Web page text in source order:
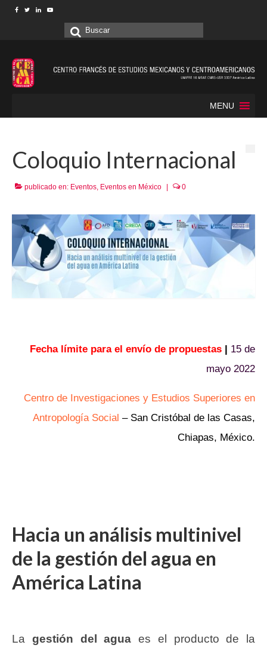
Buscar
MENU
Coloquio Internacional
publicado en: Eventos, Eventos en México 0
Fecha límite para el envío de propuestas | 15 de
mayo 2022
Centro de Investigaciones y Estudios Superiores en
Antropología Social – San Cristóbal de las Casas,
Chiapas, México.
Hacia un análisis multinivel
de la gestión del agua en
América Latina
La gestión del agua es el producto de la